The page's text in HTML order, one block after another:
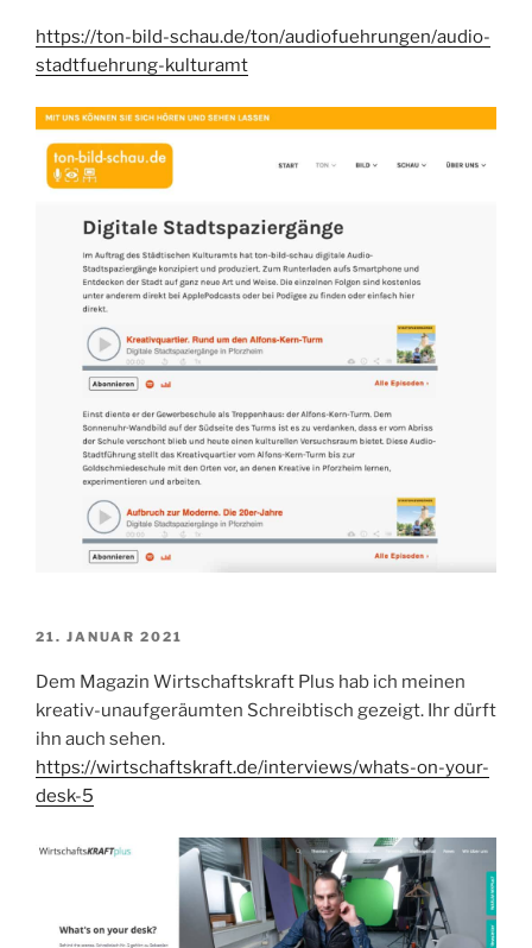
https://ton-bild-schau.de/ton/audiofuehrungen/audio-
stadtfuehrung-kulturamt
VERÖFFENTLICHT
21. JANUAR 2021
Dem Magazin Wirtschaftskraft Plus hab ich meinen
kreativ-unaufgeräumten Schreibtisch gezeigt. Ihr dürft
ihn auch sehen.
https://wirtschaftskraft.de/interviews/whats-on-your-
desk-5